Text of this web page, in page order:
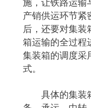
产销供运环节紧
后，还要对集
箱运输的全过程
集装箱的调度采
式。
具体的集装